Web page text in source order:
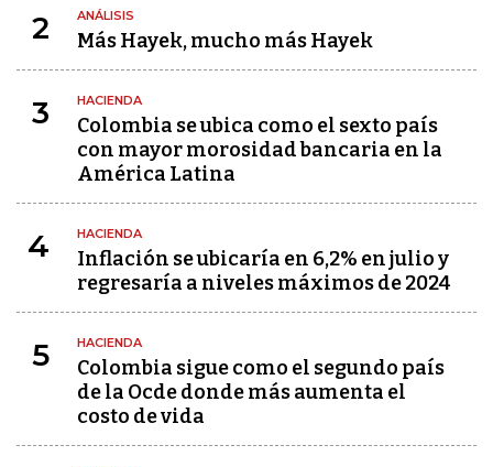
2 ANÁLISIS
Más Hayek, mucho más Hayek
3 HACIENDA
Colombia se ubica como el sexto país
con mayor morosidad bancaria en la
América Latina
4 HACIENDA
Inflación se ubicaría en 6,2% en julio y
regresaría a niveles máximos de 2024
5 HACIENDA
Colombia sigue como el segundo país
de la Ocde donde más aumenta el
costo de vida